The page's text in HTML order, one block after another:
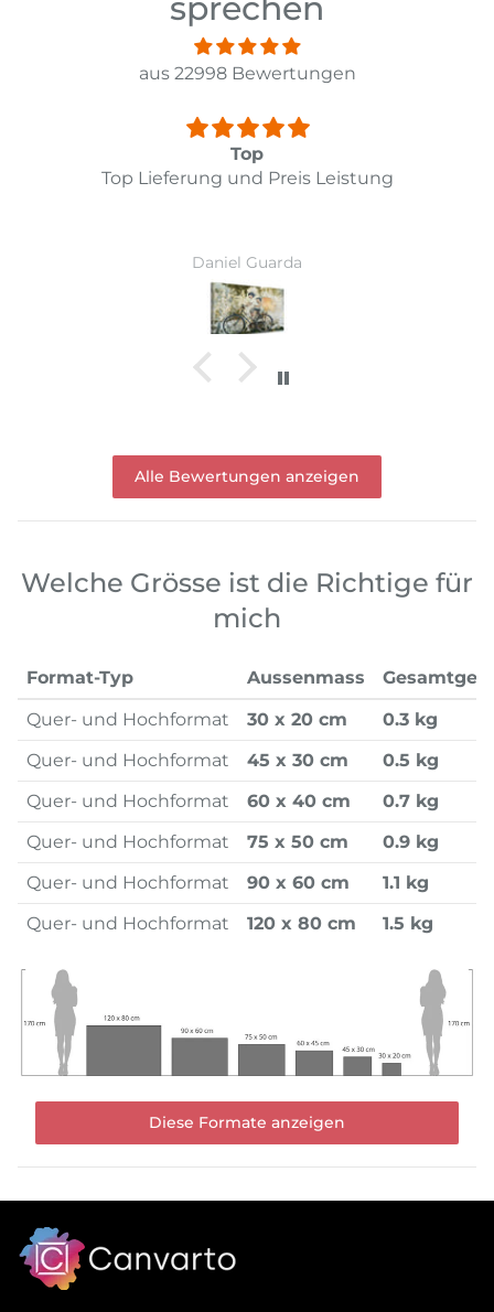
sprechen
aus 22998 Bewertungen
Top
Top Lieferung und Preis Leistung
Daniel Guarda
Alle Bewertungen anzeigen
Welche Grösse ist die Richtige für
mich
Format-Typ Aussenmass
Quer- und Hochformat
30 x 20 cm
0.3 kg
Quer- und Hochformat
45 x 30 cm
0.5 kg
Quer- und Hochformat
60 x 40 cm
0.7 kg
Quer- und Hochformat
75 x 50 cm
0.9 kg
Quer- und Hochformat
90 x 60 cm
1.1 kg
Quer- und Hochformat
120 x 80 cm 1.5 kg
Diese Formate anzeigen